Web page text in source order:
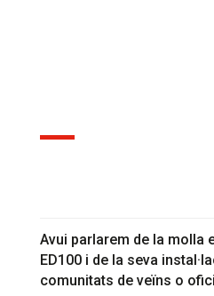
Avui parlarem de la molla
ED100 i de la seva
comunitats de veïns o